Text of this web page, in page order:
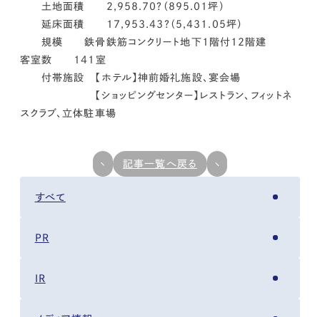
すべて
PR
IR
土地面積 2,958.70?（895.01坪）
延床面積 17,953.43?（5,431.05坪）
規模 鉄骨鉄筋コンクリート地下1階付12階建
客室数 141室
付帯施設 【ホテル】神前婚礼施設、宴会場
【ショッピングセンター】レストラン、フィットネ
スクラブ、立体駐車場
記事一覧へ戻る